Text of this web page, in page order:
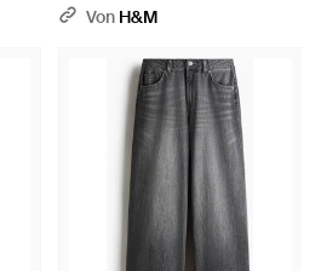
Von H&M